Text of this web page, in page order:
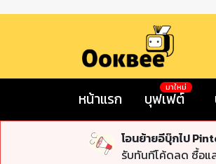
หน้าแรก บุฟเฟต์
มาใหม่
โอนย้ายอีบุ๊กไป
รับทันทีโค้ดลด ซื้อแ